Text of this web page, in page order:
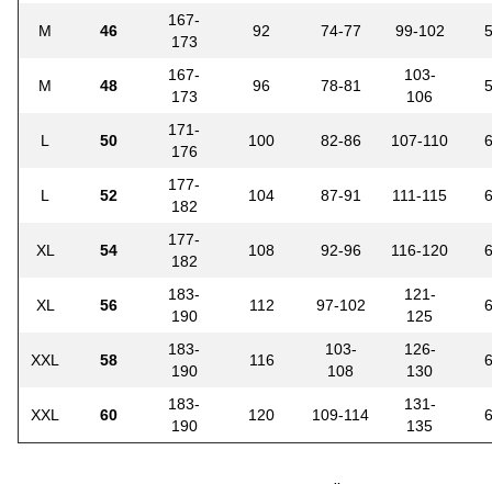
M 46
167-
173
92 74-77 99-102
M 48
167-
173
96 78-81
103-
106
L 50
171-
176
100 82-86 107-110
L 52
177-
182
104 87-91 111-115
XL 54
177-
182
108 92-96 116-120
XL 56
183-
190
112 97-102
121-
125
XXL 58
183-
190
116
103-
108
126-
130
XXL 60
183-
190
120 109-114
131-
135